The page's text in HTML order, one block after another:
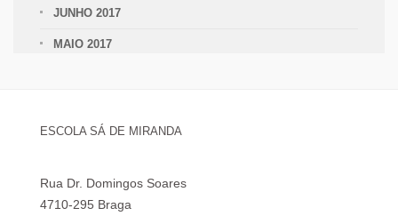
JUNHO 2017
MAIO 2017
ESCOLA SÁ DE MIRANDA
Rua Dr. Domingos Soares
4710-295 Braga